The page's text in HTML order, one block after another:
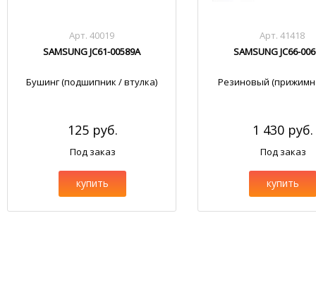
Арт. 40019
SAMSUNG JC61-00589A
Бушинг (подшипник / втулка)
125 руб.
Под заказ
купить
Арт. 41418
SAMSUNG JC66-
Резиновый
1 430 руб.
Под заказ
купить